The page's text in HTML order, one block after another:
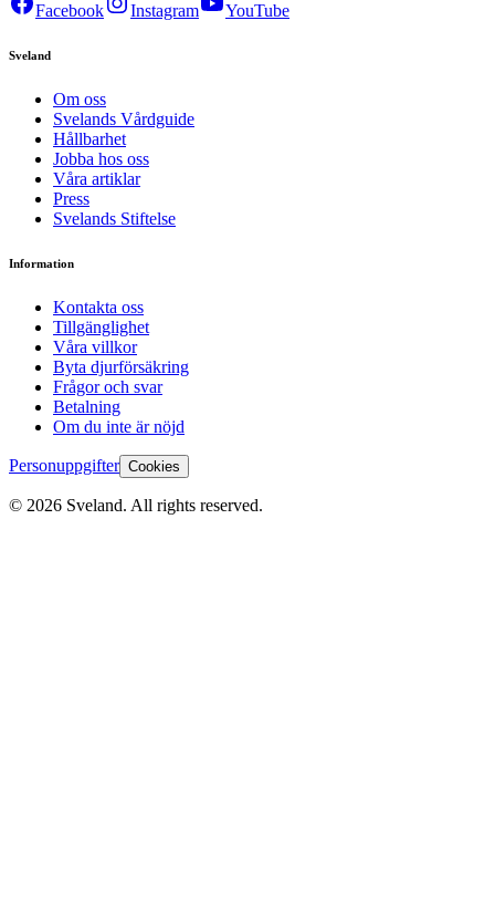
Facebook Instagram YouTube
Sveland
Om oss
Svelands Vårdguide
Hållbarhet
Jobba hos oss
Våra artiklar
Press
Svelands Stiftelse
Information
Kontakta oss
Tillgänglighet
Våra villkor
Byta djurförsäkring
Frågor och svar
Betalning
Om du inte är nöjd
Personuppgifter Cookies
© 2026 Sveland. All rights reserved.